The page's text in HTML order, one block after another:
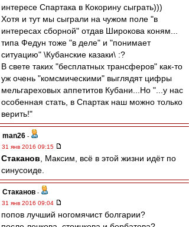
интересе Спартака в Кокорину сыграть)))
Хотя и тут мы сыграли на чужом поле "в
интересах сборной" отдав Широкова коням...
типа Федун тоже "в деле" и "понимает
ситуацию" \Кубанские казаки\ :?
В свете таких "бесплатных трансферов" как-то
уж очень "комсмическими" выглядят цифры
мельгареховых аппетитов Кубани...Но "...у нас
особенная стать, в Спартак наш можно только
верить!"
man26 -
31 янв 2016 09:15
Cтаканов , Максим, всё в этой жизни идёт по
синусоиде.
Cтаканов -
31 янв 2016 09:04
попов лучший ногомячист болгарии?